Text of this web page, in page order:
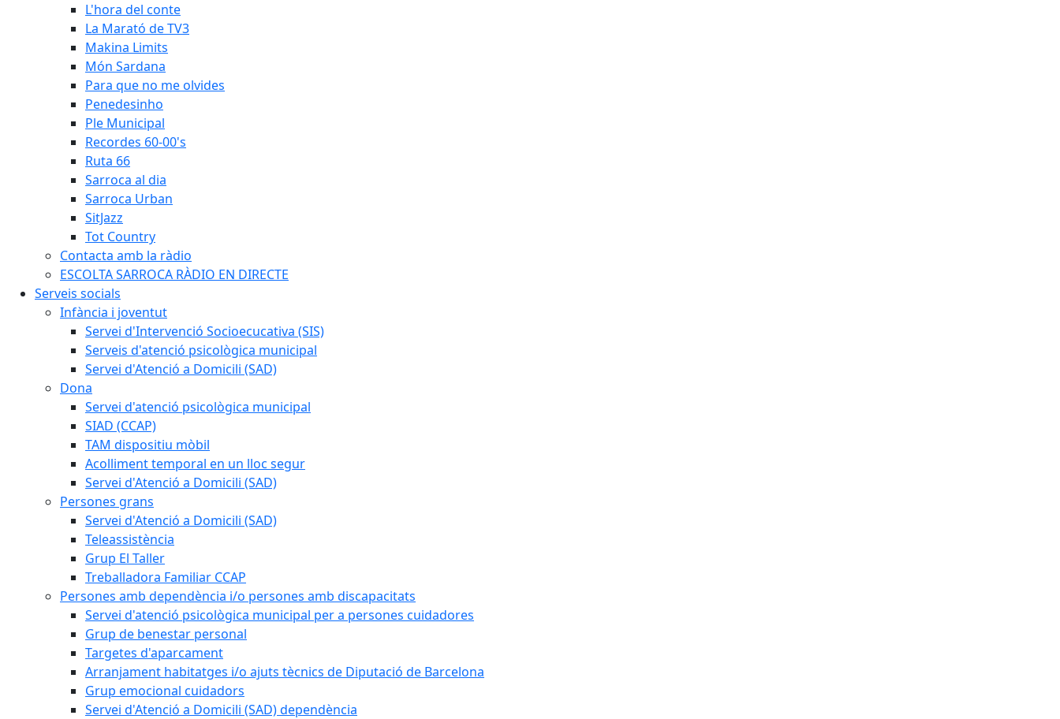
L'hora del conte
La Marató de TV3
Makina Limits
Món Sardana
Para que no me olvides
Penedesinho
Ple Municipal
Recordes 60-00's
Ruta 66
Sarroca al dia
Sarroca Urban
SitJazz
Tot Country
Contacta amb la ràdio
ESCOLTA SARROCA RÀDIO EN DIRECTE
Serveis socials
Infància i joventut
Servei d'Intervenció Socioecucativa (SIS)
Serveis d'atenció psicològica municipal
Servei d'Atenció a Domicili (SAD)
Dona
Servei d'atenció psicològica municipal
SIAD (CCAP)
TAM dispositiu mòbil
Acolliment temporal en un lloc segur
Servei d'Atenció a Domicili (SAD)
Persones grans
Servei d'Atenció a Domicili (SAD)
Teleassistència
Grup El Taller
Treballadora Familiar CCAP
Persones amb dependència i/o persones amb discapacitats
Servei d'atenció psicològica municipal per a persones cuidadores
Grup de benestar personal
Targetes d'aparcament
Arranjament habitatges i/o ajuts tècnics de Diputació de Barcelona
Grup emocional cuidadors
Servei d'Atenció a Domicili (SAD) dependència